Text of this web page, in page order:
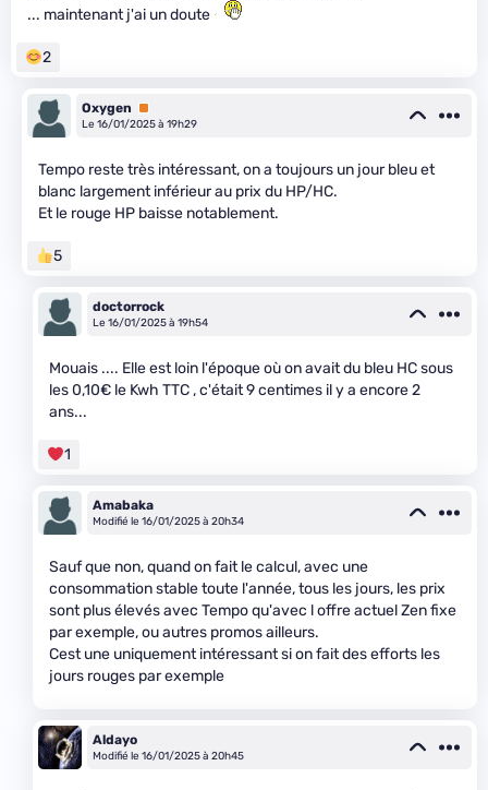
... maintenant j'ai un doute
2
Oxygen
Premium
Le 16/01/2025 à 19h29
Tempo reste très intéressant, on a toujours un jour bleu et
blanc largement inférieur au prix du HP/HC.
Et le rouge HP baisse notablement.
5
doctorrock
Le 16/01/2025 à 19h54
Mouais .... Elle est loin l'époque où on avait du bleu HC sous
les 0,10€ le Kwh TTC , c'était 9 centimes il y a encore 2
ans...
1
Amabaka
Modifié le 16/01/2025 à 20h34
Sauf que non, quand on fait le calcul, avec une
consommation stable toute l'année, tous les jours, les prix
sont plus élevés avec Tempo qu'avec l offre actuel Zen fixe
par exemple, ou autres promos ailleurs.
Cest une uniquement intéressant si on fait des efforts les
jours rouges par exemple
Aldayo
Modifié le 16/01/2025 à 20h45